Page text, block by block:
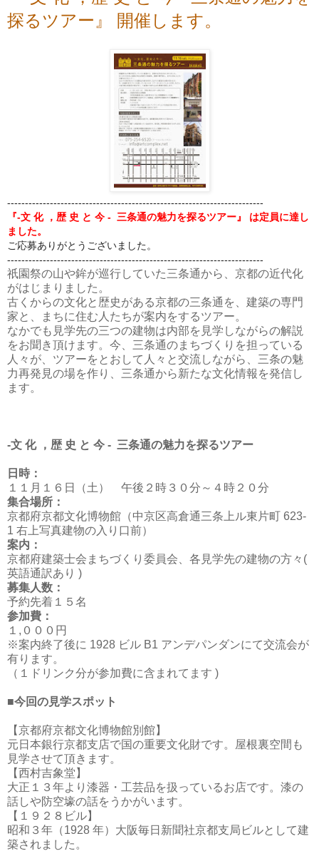
探るツアー』 開催します。
------------------------------------------------------------------------
『-文 化 ，歴 史 と 今 - 三条通の魅力を探るツアー』 は定員に達し
ました。
ご応募ありがとうございました。
------------------------------------------------------------------------
祇園祭の山や鉾が巡行していた三条通から、京都の近代化
がはじまりました。
古くからの文化と歴史がある京都の三条通を、建築の専門
家と、まちに住む人たちが案内をするツアー。
なかでも見学先の三つの建物は内部を見学しながらの解説
をお聞き頂けます。今、三条通のまちづくりを担っている
人々が、ツアーをとおして人々と交流しながら、三条の魅
力再発見の場を作り、三条通から新たな文化情報を発信し
ます。
-文 化 ，歴 史 と 今 - 三条通の魅力を探るツアー
日時：
１１月１６日（土） 午後２時３０分～４時２０分
集合場所：
京都府京都文化博物館（中京区高倉通三条上ル東片町 623-
1 右上写真建物の入り口前）
案内：
京都府建築士会まちづくり委員会、各見学先の建物の方々(
英語通訳あり )
募集人数：
予約先着１５名
参加費：
１,０００円
※案内終了後に 1928 ビル B1 アンデパンダンにて交流会が
有ります。
（１ドリンク分が参加費に含まれてます )
■今回の見学スポット
【京都府京都文化博物館別館】
元日本銀行京都支店で国の重要文化財です。屋根裏空間も
見学させて頂きます。
【西村吉象堂】
大正１３年より漆器・工芸品を扱っているお店です。漆の
話しや防空壕の話をうかがいます。
【１９２８ビル】
昭和３年（1928 年）大阪毎日新聞社京都支局ビルとして建
築されました。